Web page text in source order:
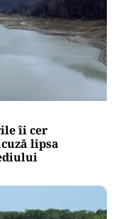
îi cer
lipsa